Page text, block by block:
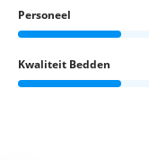
Personeel
Kwaliteit Bedden